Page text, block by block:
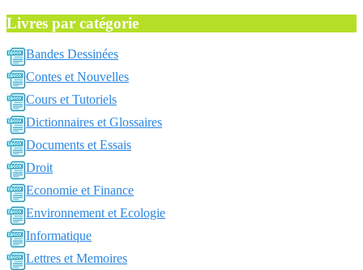
Livres par catégorie
Bandes Dessinées
Contes et Nouvelles
Cours et Tutoriels
Dictionnaires et Glossaires
Documents et Essais
Droit
Economie et Finance
Environnement et Ecologie
Informatique
Lettres et Memoires